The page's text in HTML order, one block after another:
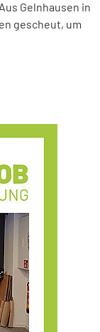
Gelnhausen in
gescheut, um